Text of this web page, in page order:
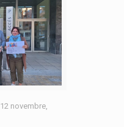
12 novembre,